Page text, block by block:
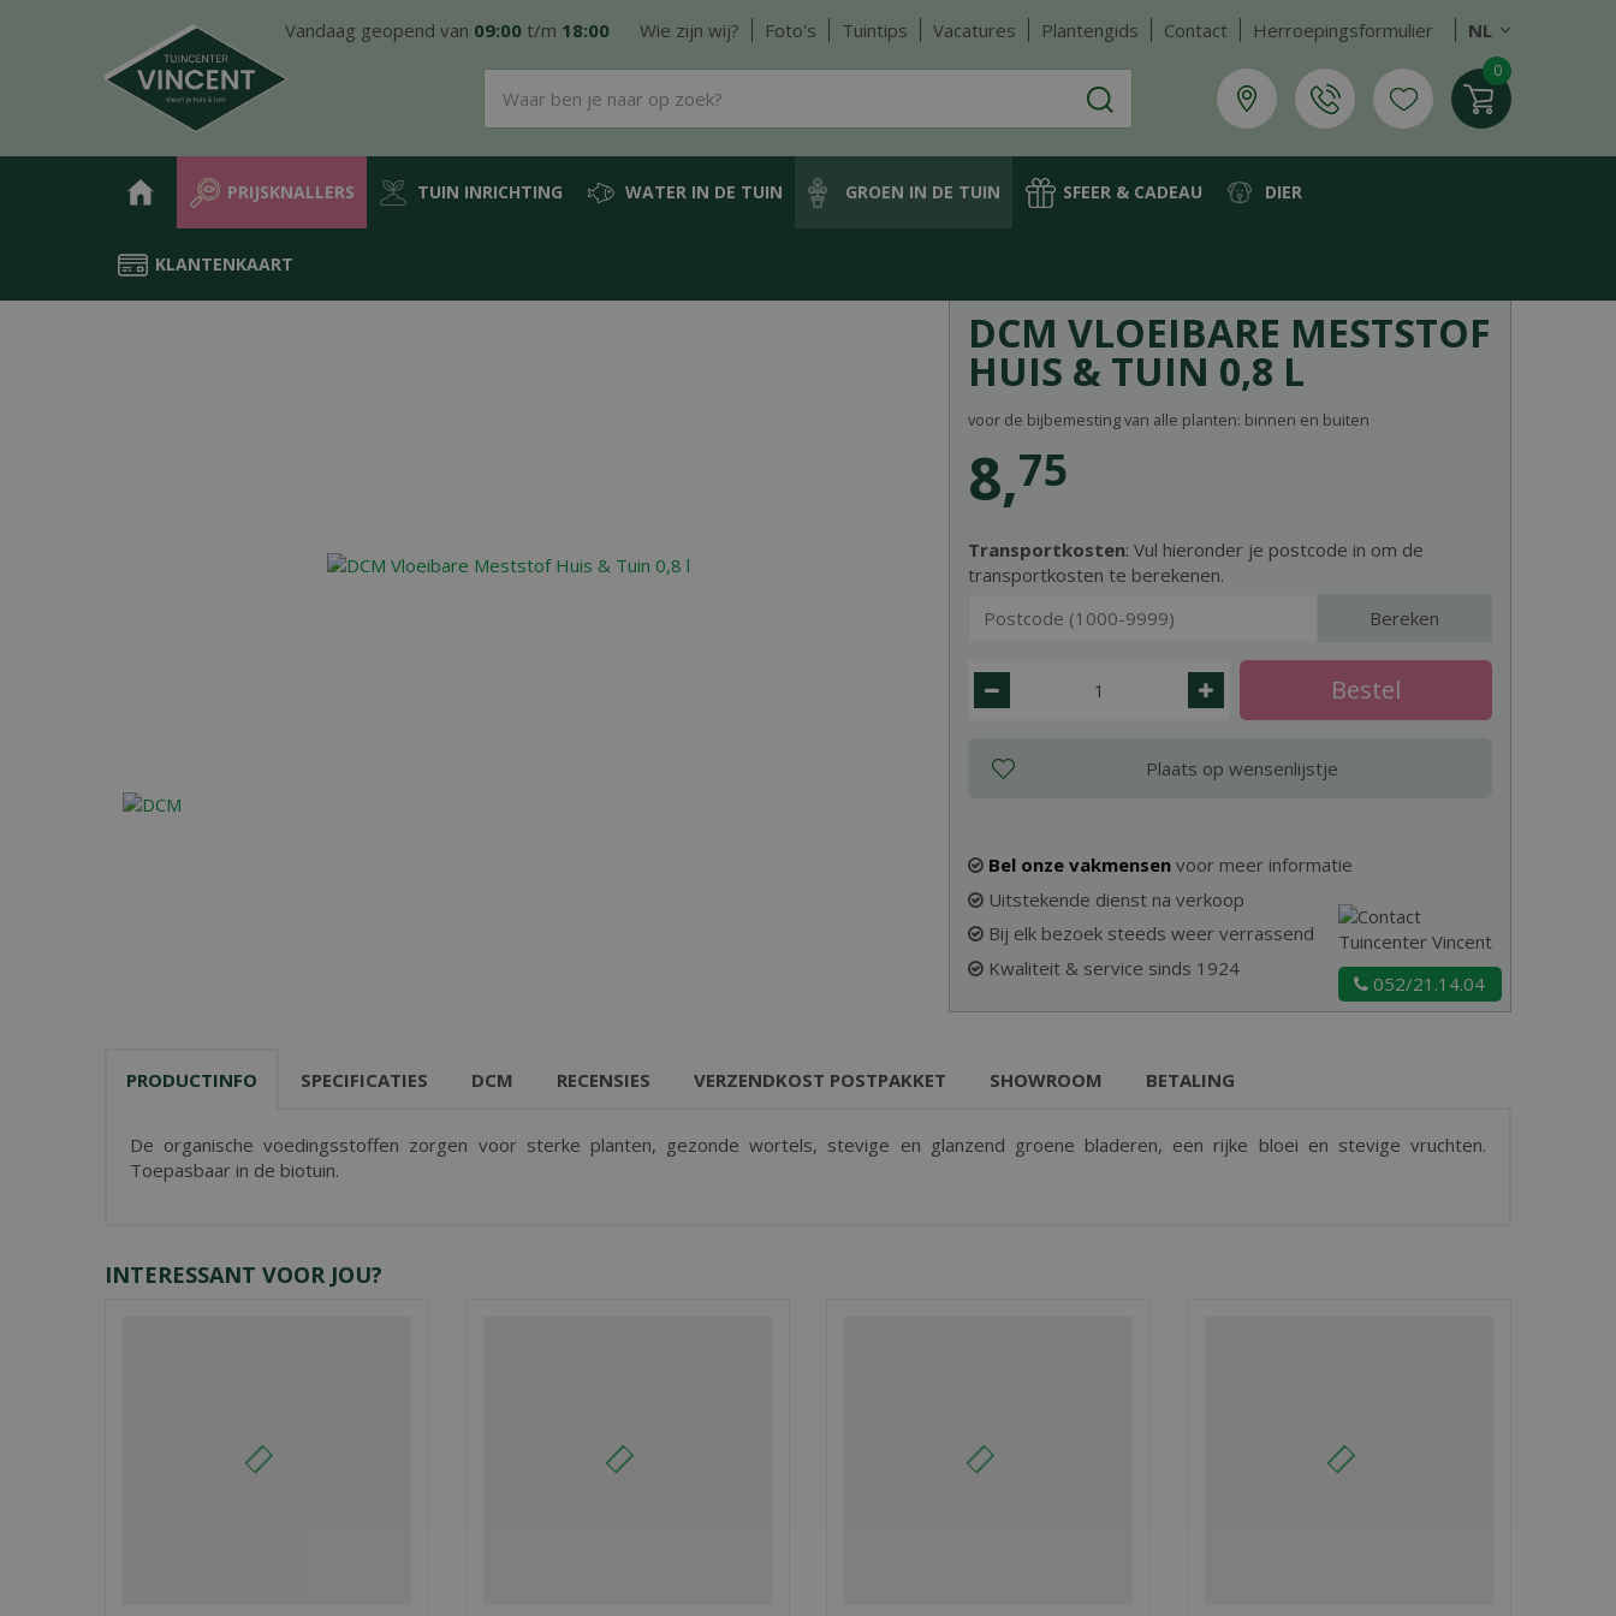
Home Producten Groen in de tuin
Vandaag geopend van 09:00 t/m 18:00 Wie zijn wij? Foto's Tuintips Vacatures Plantengids Contact Herroepingsformulier NL
PRIJSKNALLERS TUIN INRICHTING WATER IN DE TUIN GROEN IN DE TUIN SFEER & CADEAU DIER
KLANTENKAART
DCM VLOEIBARE MESTSTOF
HUIS & TUIN 0,8 L
Transportkosten: Vul hieronder je postcode in om de
transportkosten te berekenen.
Bereken
8,75
voor de bijbemesting van alle planten: binnen en buiten
Bel onze vakmensen voor meer informatie
Uitstekende dienst na verkoop
Bij elk bezoek steeds weer verrassend
Kwaliteit & service sinds 1924
052/21.14.04
PRODUCTINFO SPECIFICATIES DCM RECENSIES VERZENDKOST POSTPAKKET SHOWROOM BETALING
De organische voedingsstoffen zorgen voor sterke planten, gezonde wortels, stevige en glanzend groene bladeren, een rijke bloei en stevige vruchten.
Toepasbaar in de biotuin.
INTERESSANT VOOR JOU?